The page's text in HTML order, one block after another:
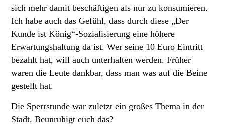
sich mehr damit beschäftigen als nur zu konsumieren.
Ich habe auch das Gefühl, dass durch diese „Der
Kunde ist König“-Sozialisierung eine höhere
Erwartungshaltung da ist. Wer seine 10 Euro Eintritt
bezahlt hat, will auch unterhalten werden. Früher
waren die Leute dankbar, dass man was auf die Beine
gestellt hat.
Die Sperrstunde war zuletzt ein großes Thema in der
Stadt. Beunruhigt euch das?